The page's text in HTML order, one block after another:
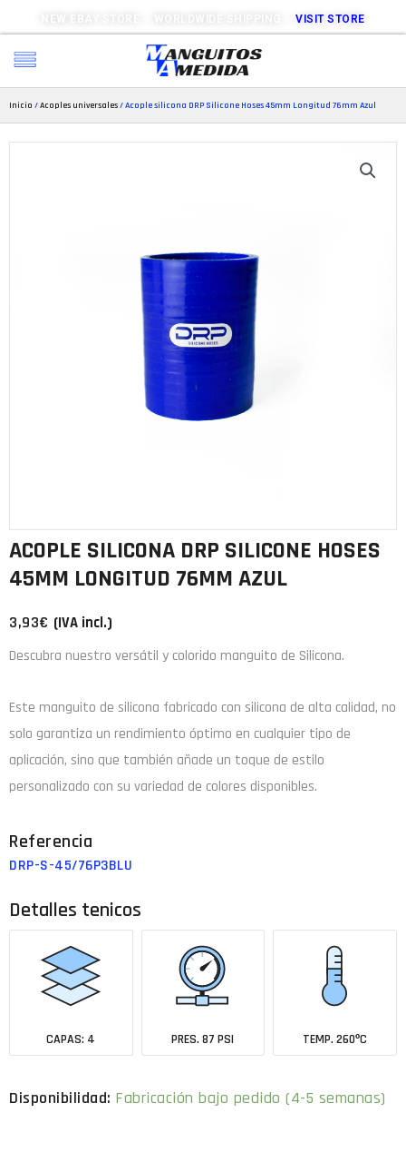
NEW EBAY STORE – WORLDWIDE SHIPPING –VISIT STORE
Inicio /Acoples universales/ Acople silicona DRP Silicone Hoses 45mm Longitud 76mm Azul
ACOPLE SILICONA DRP SILICONE HOSES
45MM LONGITUD 76MM AZUL
3,93€ (IVA incl.)
Descubra nuestro versátil y colorido manguito de Silicona.
Este manguito de silicona fabricado con silicona de alta calidad, no
solo garantiza un rendimiento óptimo en cualquier tipo de
aplicación, sino que también añade un toque de estilo
personalizado con su variedad de colores disponibles.
DRP-S-45/76P3BLU
Detalles tenicos
CAPAS: 4 PRES. 87 PSI TEMP. 260ºC
Fabricación bajo pedido (4-5 semanas)